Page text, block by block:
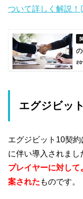
ついて詳しく解説！
エグジビッ
エグジビット10契
に伴い導入されま
プレイヤーに対し
案された ものです。